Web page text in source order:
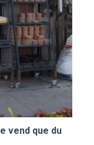
vend que du